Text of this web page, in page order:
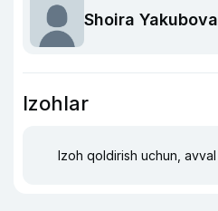
Shoira Yakubova
Izohlar
Izoh qoldirish uchun, avval